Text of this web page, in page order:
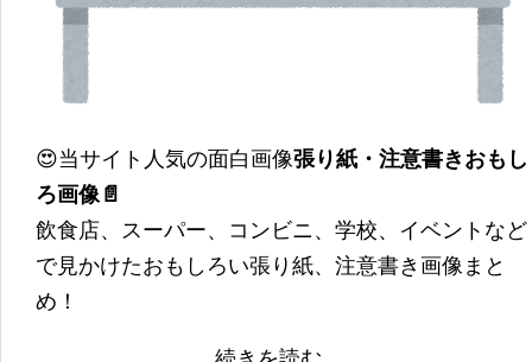
😍当サイト人気の面白画像張り紙・注意書きおもし
ろ画像📄
飲食店、スーパー、コンビニ、学校、イベントなど
で見かけたおもしろい張り紙、注意書き画像まと
め！